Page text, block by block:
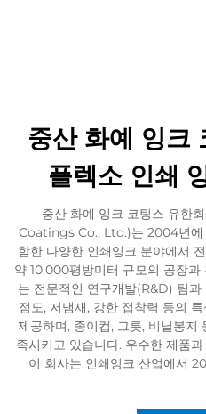
중산 화예 잉크
플렉소 인쇄
중산 화예 잉크 코팅스 유한
Coatings Co., Ltd.)는 2004년에
함한 다양한 인쇄잉크 분야에서
약 10,000평방미터 규모의 공장
는 전문적인 연구개발(R&D) 팀
점도, 저냄새, 강한 접착력 등의
제공하며, 종이컵, 그릇, 비닐봉지
족시키고 있습니다. 우수한 제품
이 회사는 인쇄잉크 산업에서